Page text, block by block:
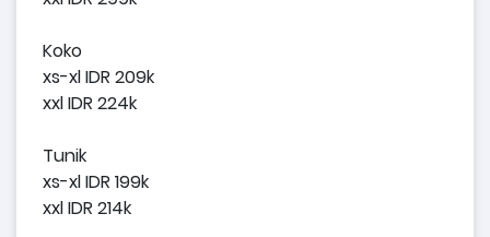
Koko
xs-xl IDR 209k
xxl IDR 224k
Tunik
xs-xl IDR 199k
xxl IDR 214k